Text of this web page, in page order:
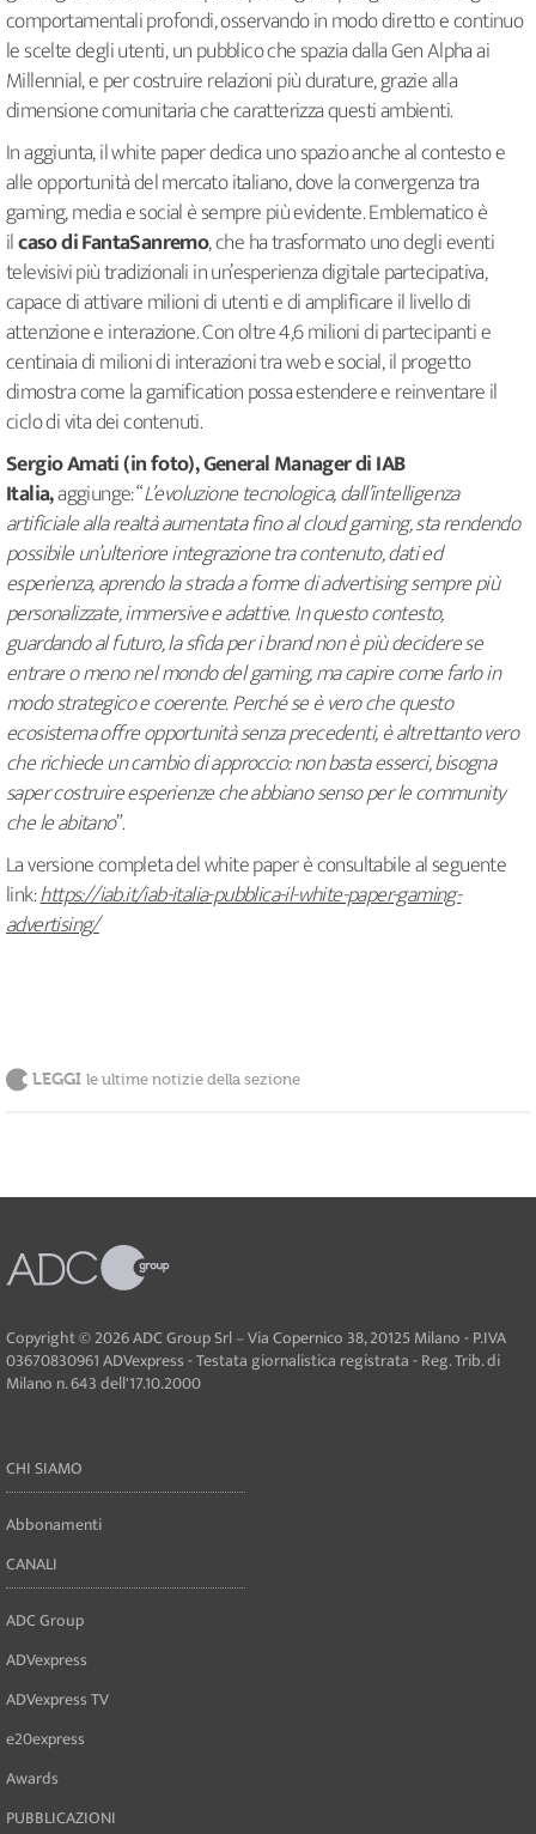
comportamentali profondi, osservando in modo diretto e continuo
le scelte degli utenti, un pubblico che spazia dalla Gen Alpha ai
Millennial, e per costruire relazioni più durature, grazie alla
dimensione comunitaria che caratterizza questi ambienti.
In aggiunta, il white paper dedica uno spazio anche al contesto e
alle opportunità del mercato italiano, dove la convergenza tra
gaming, media e social è sempre più evidente. Emblematico è
ilcaso di FantaSanremo, che ha trasformato uno degli eventi
televisivi più tradizionali in un’esperienza digitale partecipativa,
capace di attivare milioni di utenti e di amplificare il livello di
attenzione e interazione. Con oltre 4,6 milioni di partecipanti e
centinaia di milioni di interazioni tra web e social, il progetto
dimostra come la gamification possa estendere e reinventare il
ciclo di vita dei contenuti.
Sergio Amati (in foto), General Manager di IAB
Italia,aggiunge: “L’evoluzione tecnologica, dall’intelligenza
artificiale alla realtà aumentata fino al cloud gaming, sta rendendo
possibile un’ulteriore integrazione tra contenuto, dati ed
esperienza, aprendo la strada a forme di advertising sempre più
personalizzate, immersive e adattive. In questo contesto,
guardando al futuro, la sfida per i brand non è più decidere se
entrare o meno nel mondo del gaming, ma capire come farlo in
modo strategico e coerente. Perché se è vero che questo
ecosistema offre opportunità senza precedenti, è altrettanto vero
che richiede un cambio di approccio: non basta esserci, bisogna
saper costruire esperienze che abbiano senso per le community
che le abitano”.
La versione completa del white paper è consultabile al seguente
link:https://iab.it/iab-italia-pubblica-il-white-paper-gaming-
advertising/
LEGGI le ultime notizie della sezione
Copyright © 2026 ADC Group Srl – Via Copernico 38, 20125 Milano - P.IVA
03670830961 ADVexpress - Testata giornalistica registrata - Reg. Trib. di
Milano n. 643 dell'17.10.2000
CHI SIAMO
Abbonamenti
CANALI
ADC Group
ADVexpress
ADVexpress TV
e20express
Awards
PUBBLICAZIONI